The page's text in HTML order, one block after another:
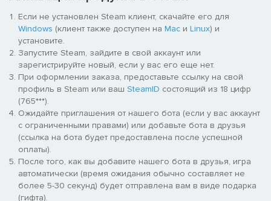
опасный конфликт, где замешаны блестящая молодая
ученая, скандальный лидер культа и ужасающий новый
наркотик, известный как «Тень». Остроумный герой вынужден
вновь пустить в ход смертоносные клинки, убийственную
огневую мощь и древнюю магию, чтобы избавить мир от зла.
ОСОБЕННОСТИ
Клинки и пули: В борьбе с врагами из мира демонов Ло Ванг
проявляет свою коронную брутальность в полную силу,
благодаря огромному выбору из более чем 70
смертоносных клинков, взрывчатки и огнестрельного
оружия. Обрушьтесь на противника настоящим вихрем из
стали и крови, вооружившись бритвенно-острыми катанами,
Если не установлен Steam клиент, скачайте его для
Windows (клиент также доступен на Mac и Linux) и
установите.
Запустите Steam, зайдите в свой аккаунт или
зарегистрируйте новый, если у вас его еще нет.
При оформлении заказа, предоставьте ссылку на свой
профиль в Steam или ваш SteamID состоящий из 18 цифр
(765***).
Ожидайте приглашения от нашего бота (если у вас аккаунт
с ограниченными правами) или добавьте бота в друзья
(ссылка на бота будет предоставлена после успешной
оплаты).
После того, как вы добавите нашего бота в друзья, игра
автоматически (время ожидания обычно составляет не
более 5-30 секунд) будет отправлена вам в виде подарка
(гифта).